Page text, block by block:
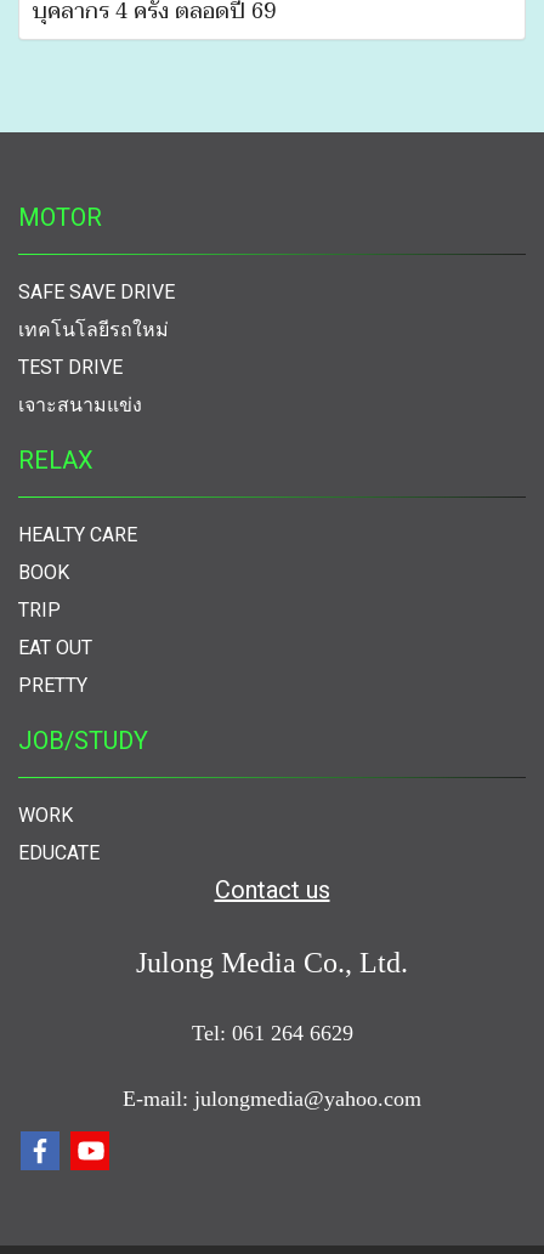
บุคลากร 4 ครั้ง ตลอดปี 69
MOTOR
SAFE SAVE DRIVE
เทคโนโลยีรถใหม่
TEST DRIVE
เจาะสนามแข่ง
RELAX
HEALTY CARE
BOOK
TRIP
EAT OUT
PRETTY
JOB/STUDY
WORK
EDUCATE
Contact us
Julong Media Co., Ltd.
Tel: 061 264 6629
E-mail: julongmedia@yahoo.com